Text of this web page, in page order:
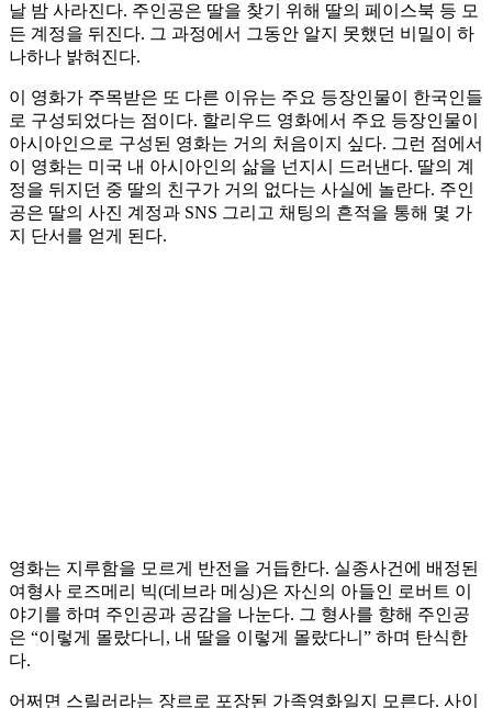
날 밤 사라진다. 주인공은 딸을 찾기 위해 딸의 페이스북 등 모
든 계정을 뒤진다. 그 과정에서 그동안 알지 못했던 비밀이 하
나하나 밝혀진다.
이 영화가 주목받은 또 다른 이유는 주요 등장인물이 한국인들
로 구성되었다는 점이다. 할리우드 영화에서 주요 등장인물이
아시아인으로 구성된 영화는 거의 처음이지 싶다. 그런 점에서
이 영화는 미국 내 아시아인의 삶을 넌지시 드러낸다. 딸의 계
정을 뒤지던 중 딸의 친구가 거의 없다는 사실에 놀란다. 주인
공은 딸의 사진 계정과 SNS 그리고 채팅의 흔적을 통해 몇 가
지 단서를 얻게 된다.
영화는 지루함을 모르게 반전을 거듭한다. 실종사건에 배정된
여형사 로즈메리 빅(데브라 메싱)은 자신의 아들인 로버트 이
야기를 하며 주인공과 공감을 나눈다. 그 형사를 향해 주인공
은 “이렇게 몰랐다니, 내 딸을 이렇게 몰랐다니” 하며 탄식한
다.
어쩌면 스릴러라는 장르로 포장된 가족영화일지 모른다. 사이